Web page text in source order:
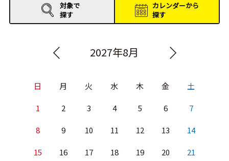
イベントレポート
対象で
探す
カレンダーから
探す
2027年8月
日 月 火 水 木 金 土
1 2 3 4 5 6 7
8 9 10 11 12 13 14
15 16 17 18 19 20 21